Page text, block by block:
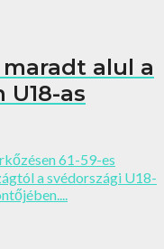
alul a
as
61-59-es
a svédországi U18-